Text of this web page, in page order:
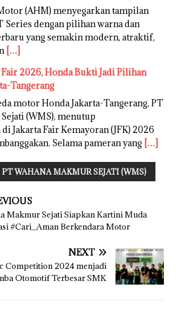
(AHM) menyegarkan tampilan
Series dengan pilihan warna dan
yang semakin modern, atraktif,
[…]
Fair 2026, Honda Bukti Jadi Pilihan
Tangerang
motor Honda Jakarta-Tangerang, PT
(WMS), menutup
Jakarta Fair Kemayoran (JFK) 2026
Selama pameran yang […]
PT WAHANA MAKMUR SEJATI (WMS)
Makmur Sejati Siapkan Kartini Muda
#Cari_Aman Berkendara Motor
NEXT
Competition 2024 menjadi
Otomotif Terbesar SMK